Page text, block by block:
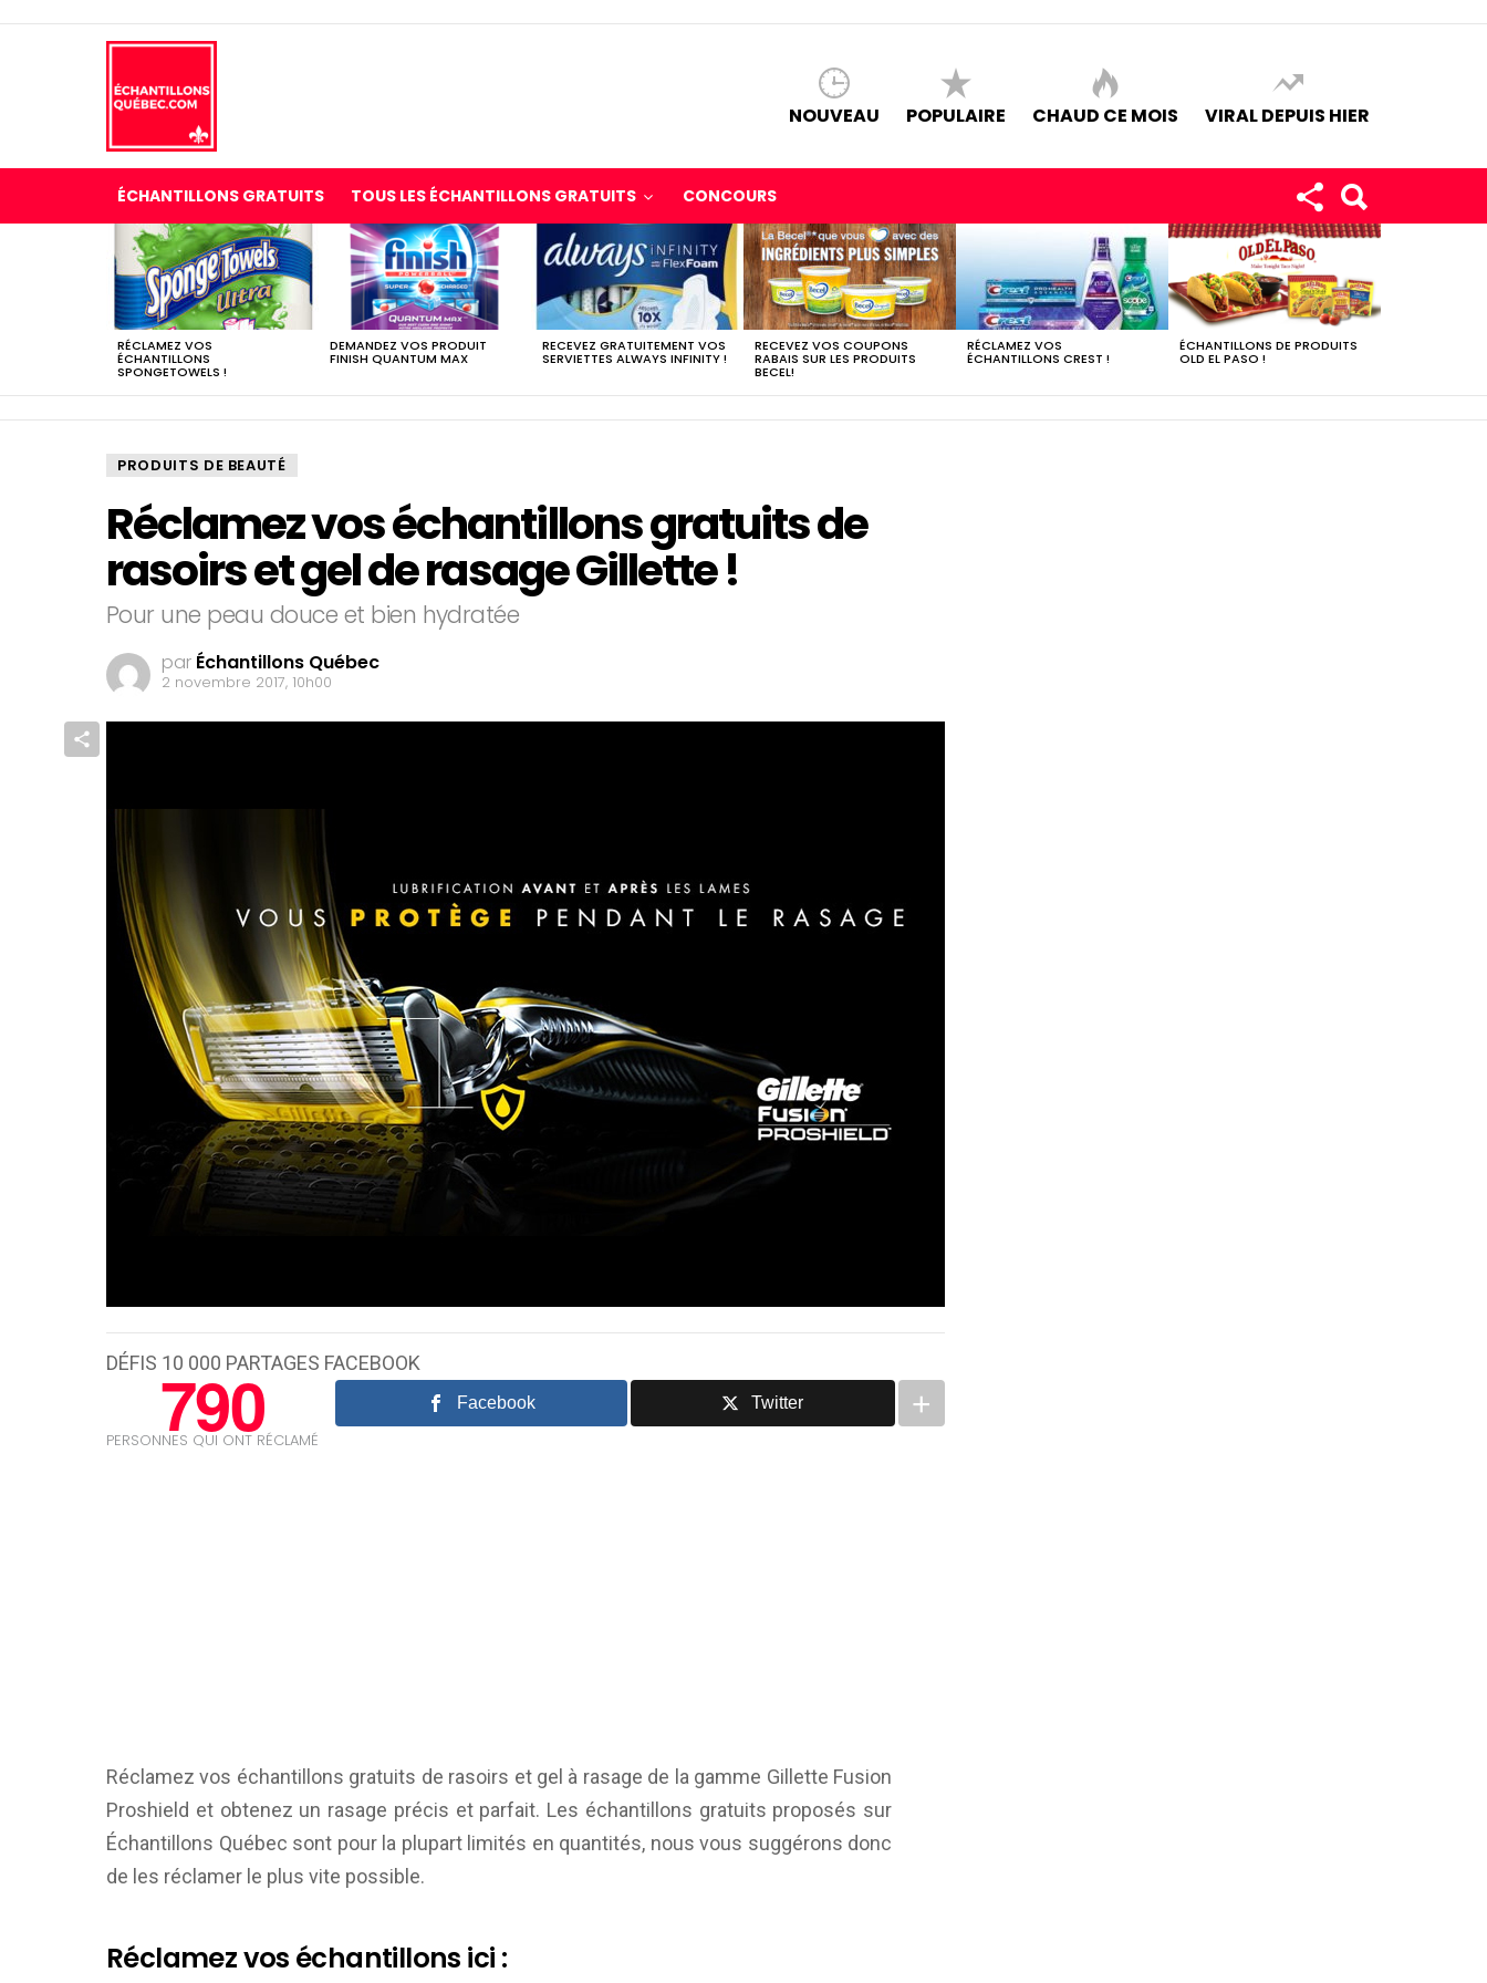
NOUVEAU POPULAIRE CHAUD CE MOIS VIRAL DEPUIS HIER
ÉCHANTILLONS GRATUITS TOUS LES ÉCHANTILLONS GRATUITS CONCOURS
DERNIERS
ÉCHANTILLONS
RÉCLAMEZ VOS
ÉCHANTILLONS
SPONGETOWELS !
DEMANDEZ VOS PRODUIT
FINISH QUANTUM MAX
RECEVEZ GRATUITEMENT VOS
SERVIETTES ALWAYS INFINITY !
RECEVEZ VOS COUPONS
RABAIS SUR LES PRODUITS
BECEL!
RÉCLAMEZ VOS
ÉCHANTILLONS CREST !
ÉCHANTILLONS DE PRODUITS
OLD EL PASO !
PRODUITS DE BEAUTÉ
Réclamez vos échantillons gratuits de
rasoirs et gel de rasage Gillette !
Pour une peau douce et bien hydratée
par Échantillons Québec
2 novembre 2017, 10h00
DÉFIS 10 000 PARTAGES FACEBOOK
790
PERSONNES QUI ONT RÉCLAMÉ
Facebook Twitter
Réclamez vos échantillons gratuits de rasoirs et gel à rasage de la gamme Gillette Fusion
Proshield et obtenez un rasage précis et parfait. Les échantillons gratuits proposés sur
Échantillons Québec sont pour la plupart limités en quantités, nous vous suggérons donc
de les réclamer le plus vite possible.
Réclamez vos échantillons ici :